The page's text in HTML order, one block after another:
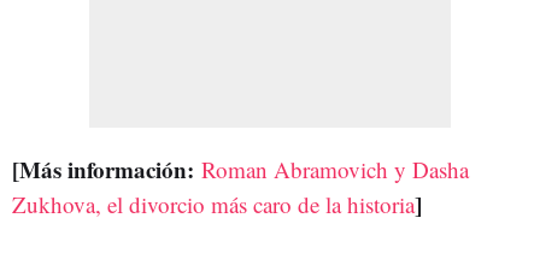
[Más información: Roman Abramovich y Dasha
Zukhova, el divorcio más caro de la historia]